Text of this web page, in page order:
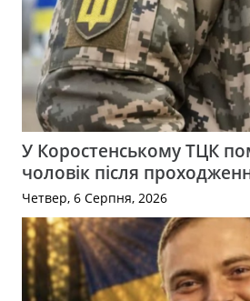
У Коростенському ТЦК
чоловік після
Четвер, 6 Серпня, 2026